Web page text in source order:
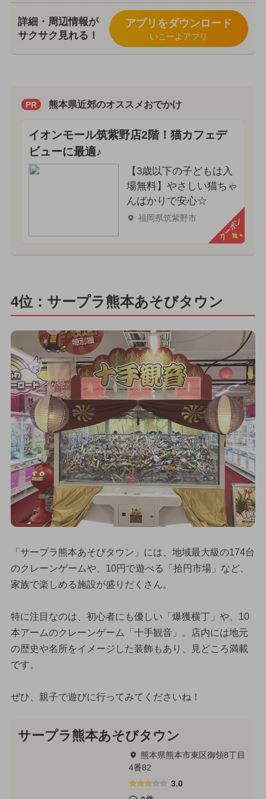
詳細・周辺情報が
サクサク見れる！
アプリをダウンロード
いこーよアプリ
PR 熊本県近郊のオススメおでかけ
イオンモール筑紫野店2階！猫カフェデ
ビューに最適♪
【3歳以下の子どもは入
場無料】やさしい猫ちゃ
んばかりで安心☆
福岡県筑紫野市 クーポン
4位：サープラ熊本あそびタウン
「サープラ熊本あそびタウン」には、地域最大級の174台
のクレーンゲームや、10円で遊べる「拾円市場」など、
家族で楽しめる施設が盛りだくさん。
特に注目なのは、初心者にも優しい「爆獲横丁」や、10
本アームのクレーンゲーム「十手観音」。店内には地元
の歴史や名所をイメージした装飾もあり、見どころ満載
です。
ぜひ、親子で遊びに行ってみてくださいね！
サープラ熊本あそびタウン
熊本県熊本市東区御領8丁目
4番82
3.0